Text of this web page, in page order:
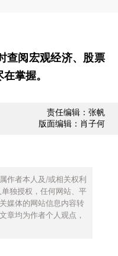
查阅宏观经济、股票
掌握。
责任编辑：张帆
版面编辑：肖子何
作者本人及/或相关权利
独授权，任何网站、平
媒体的网站信息内容转
章均为作者个人观点，